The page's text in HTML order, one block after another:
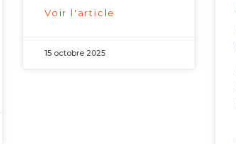
Voir l'article
15 octobre 2025